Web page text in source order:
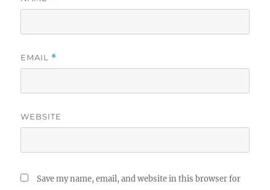
EMAIL *
WEBSITE
Save my name, email, and website in this browser for